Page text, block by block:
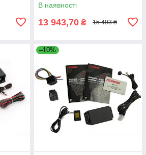
В наявності
13 943,70 ₴ 15 493 ₴
–10%